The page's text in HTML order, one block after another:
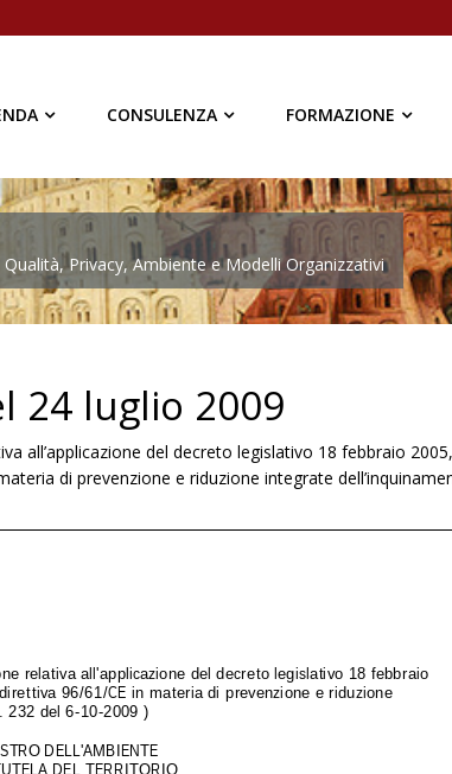
CONSULENZA FORMAZIONE
Privacy, Ambiente e Modelli Organizzativi
24 luglio 2009
all’applicazione del decreto legislativo 18 febbraio
di prevenzione e riduzione integrate